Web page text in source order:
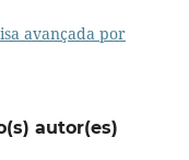
avançada por
autor(es)